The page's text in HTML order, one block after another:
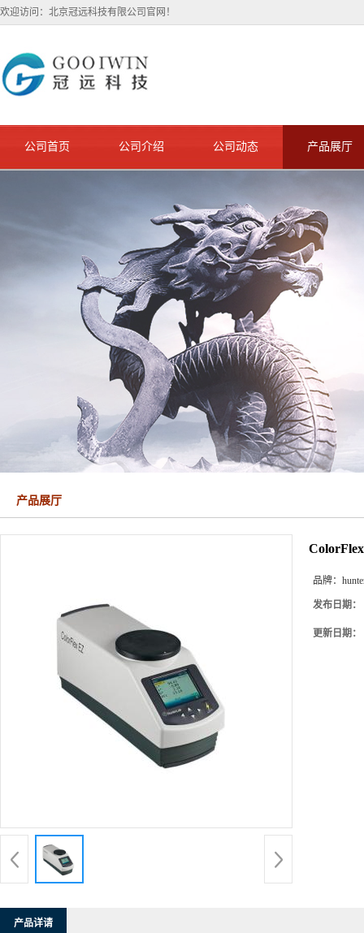
欢迎访问：北京冠远科技有限公司官网！
公司首页 公司介绍 公司动态 产品展厅
产品展厅
品牌：
发布日期：
更新日期：
产品详请